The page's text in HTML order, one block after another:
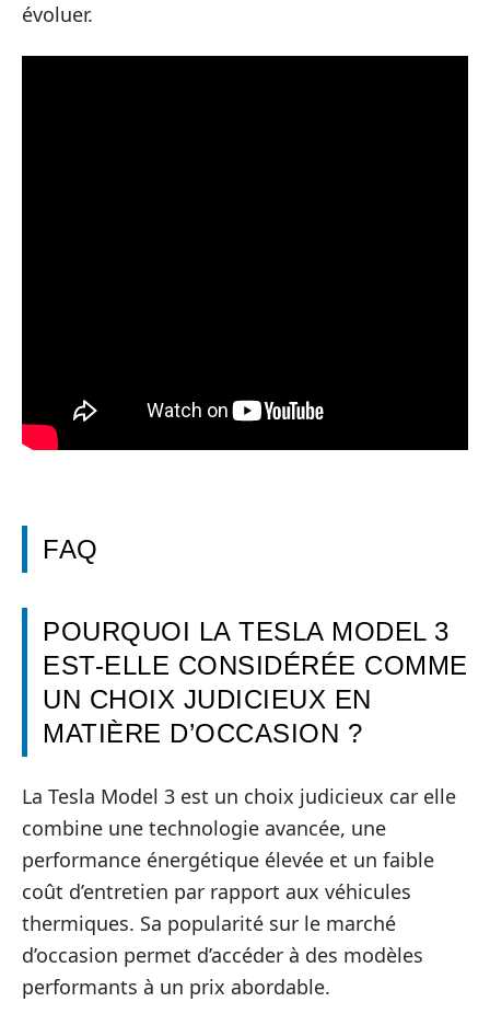
évoluer.
FAQ
POURQUOI LA TESLA MODEL 3
EST-ELLE CONSIDÉRÉE COMME
UN CHOIX JUDICIEUX EN
MATIÈRE D’OCCASION ?
La Tesla Model 3 est un choix judicieux car elle
combine une technologie avancée, une
performance énergétique élevée et un faible
coût d’entretien par rapport aux véhicules
thermiques. Sa popularité sur le marché
d’occasion permet d’accéder à des modèles
performants à un prix abordable.